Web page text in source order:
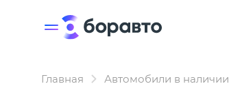
Главная Автомобили в наличии